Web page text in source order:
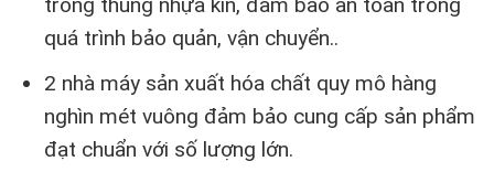
quá trình bảo quản, vận chuyển..
2 nhà máy sản xuất hóa chất quy mô hàng
nghìn mét vuông đảm bảo cung cấp sản phẩm
đạt chuẩn với số lượng lớn.